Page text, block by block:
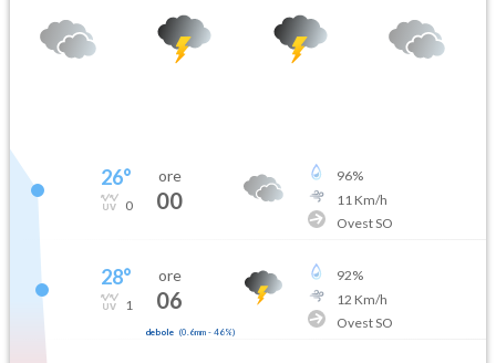
26°
0
ore
00
96%
11 Km/h
Ovest SO
28°
1
ore
06
debole (0.6mm- 46%)
92%
12 Km/h
Ovest SO